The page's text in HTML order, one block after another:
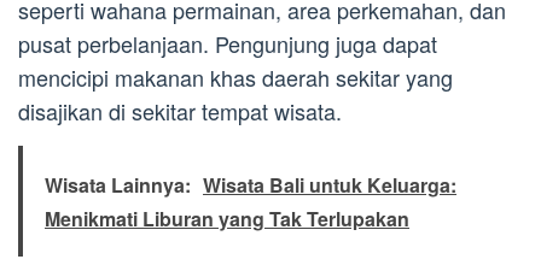
seperti wahana permainan, area perkemahan, dan
pusat perbelanjaan. Pengunjung juga dapat
mencicipi makanan khas daerah sekitar yang
disajikan di sekitar tempat wisata.
Wisata Lainnya: Wisata Bali untuk Keluarga:
Menikmati Liburan yang Tak Terlupakan